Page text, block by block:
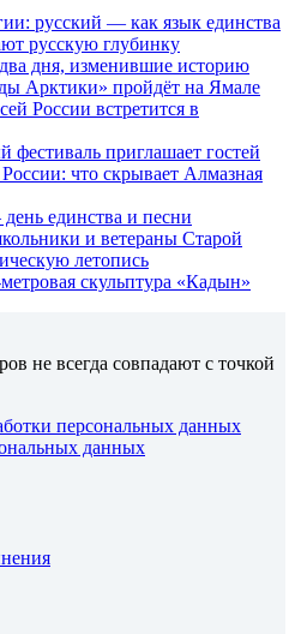
русский — как язык единства
русскую глубинку
дня, изменившие историю
Арктики» пройдёт на Ямале
России встретится в
приглашает гостей
что скрывает Алмазная
единства и песни
и ветераны Старой
летопись
скульптура «Кадын»
не всегда совпадают с точкой
персональных данных
данных